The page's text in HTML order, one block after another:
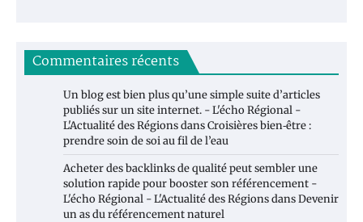
Commentaires récents
Un blog est bien plus qu’une simple suite d’articles
publiés sur un site internet. - L'écho Régional -
L'Actualité des RégionsdansCroisières bien‑être :
prendre soin de soi au fil de l’eau
Acheter des backlinks de qualité peut sembler une
solution rapide pour booster son référencement -
L'écho Régional - L'Actualité des RégionsdansDevenir
un as du référencement naturel